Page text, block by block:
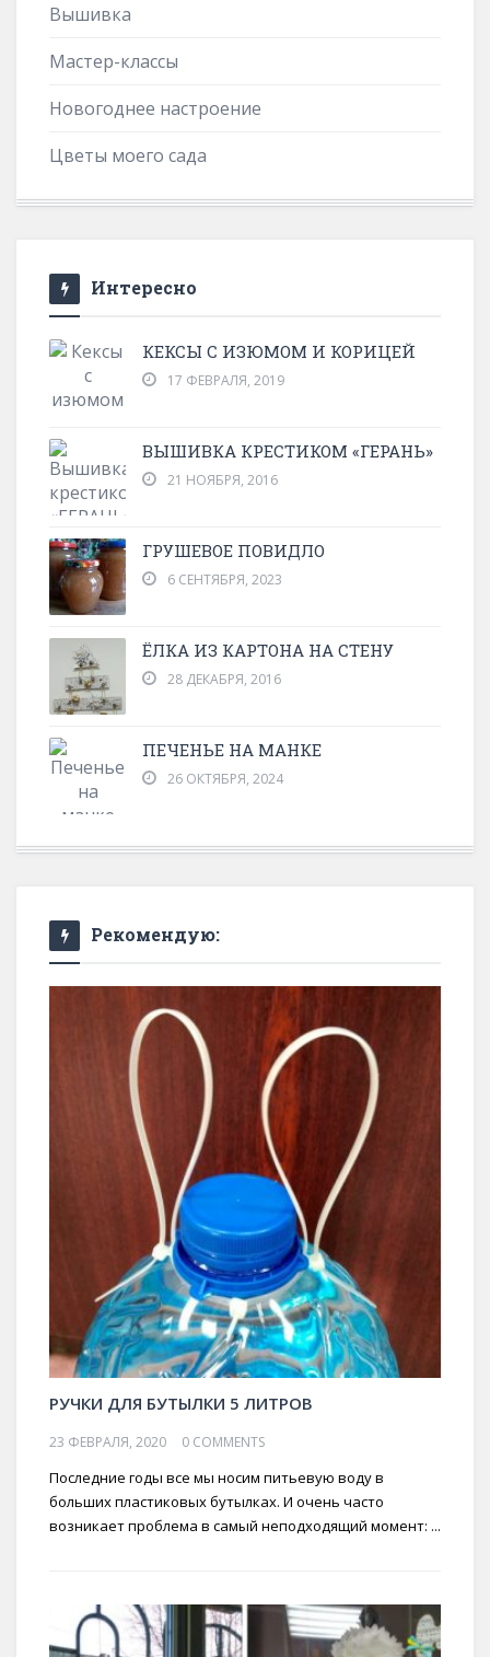
Вышивка
Мастер-классы
Новогоднее настроение
Цветы моего сада
Интересно
КЕКСЫ С ИЗЮМОМ И КОРИЦЕЙ
17 ФЕВРАЛЯ, 2019
ВЫШИВКА КРЕСТИКОМ «ГЕРАНЬ»
21 НОЯБРЯ, 2016
ГРУШЕВОЕ ПОВИДЛО
6 СЕНТЯБРЯ, 2023
ЁЛКА ИЗ КАРТОНА НА СТЕНУ
28 ДЕКАБРЯ, 2016
ПЕЧЕНЬЕ НА МАНКЕ
26 ОКТЯБРЯ, 2024
Рекомендую:
РУЧКИ ДЛЯ БУТЫЛКИ 5 ЛИТРОВ
23 ФЕВРАЛЯ, 2020 0 COMMENTS
Последние годы все мы носим питьевую воду в
больших пластиковых бутылках. И очень часто
возникает проблема в самый неподходящий момент: ...